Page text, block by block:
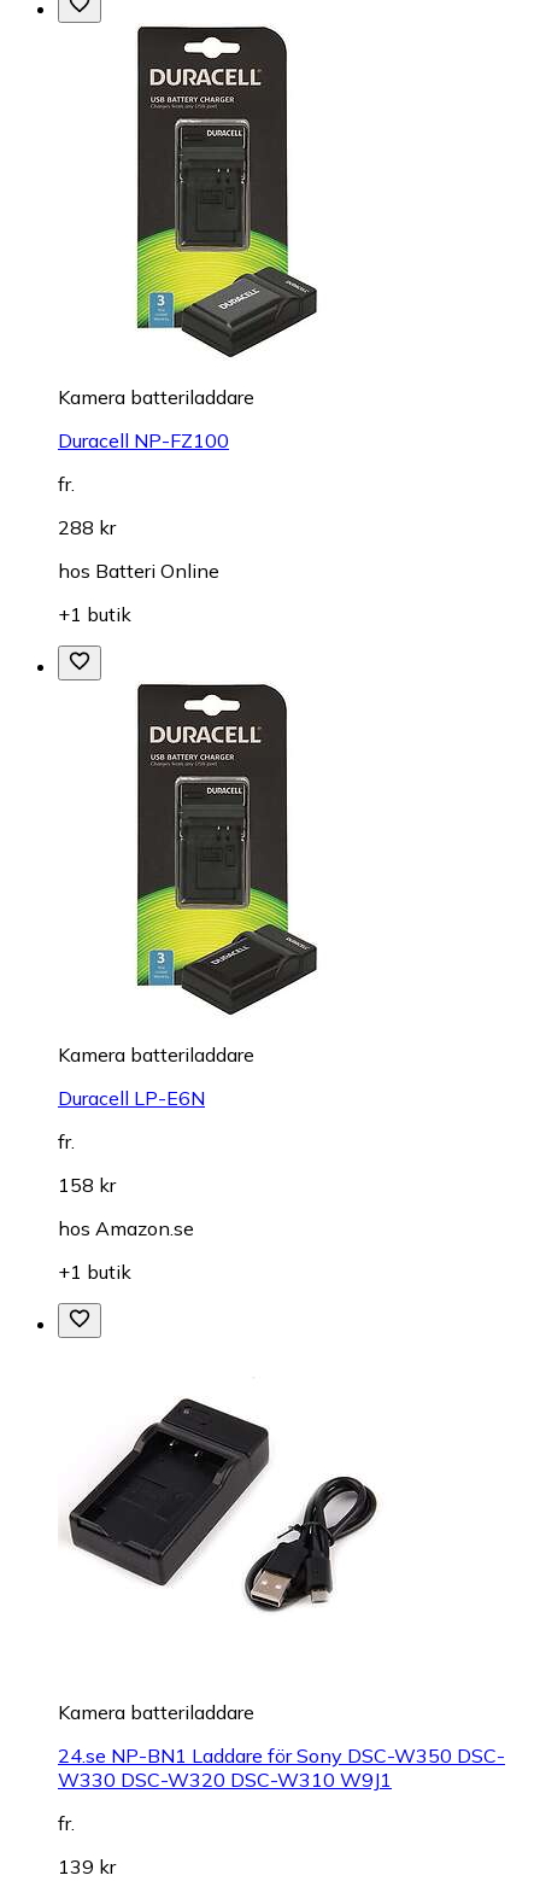
Kamera batteriladdare
Duracell NP-FZ100
fr.
288 kr
hos Batteri Online
+1 butik
Kamera batteriladdare
Duracell LP-E6N
fr.
158 kr
hos Amazon.se
+1 butik
Kamera batteriladdare
24.se NP-BN1 Laddare för Sony DSC-W350 DSC-
W330 DSC-W320 DSC-W310 W9J1
fr.
139 kr